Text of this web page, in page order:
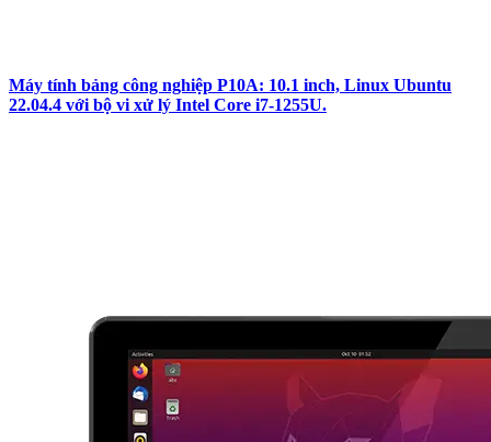
Máy tính bảng công nghiệp P10A: 10.1 inch, Linux Ubuntu
22.04.4 với bộ vi xử lý Intel Core i7-1255U.